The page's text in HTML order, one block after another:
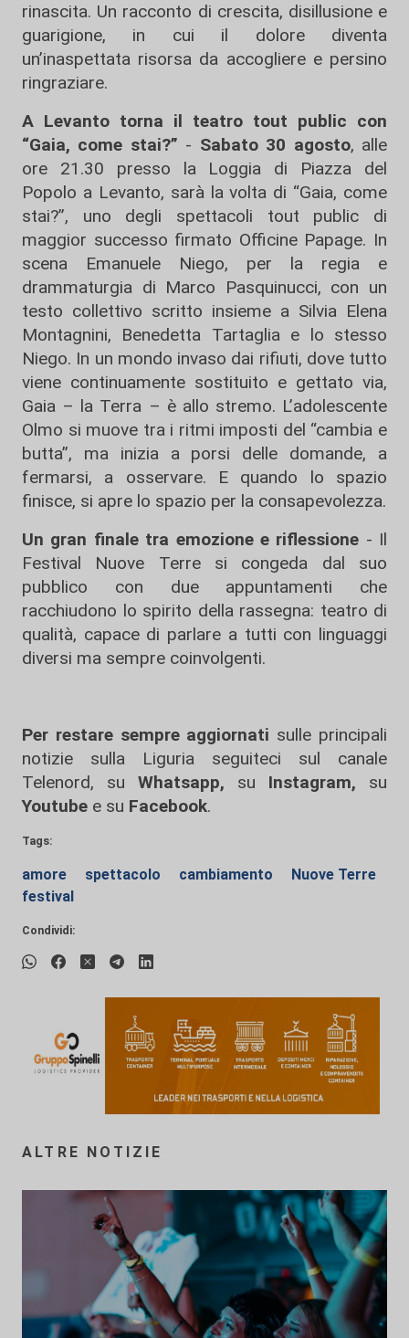
rinascita. Un racconto di crescita, disillusione e
guarigione, in cui il dolore diventa
un’inaspettata risorsa da accogliere e persino
ringraziare.
A Levanto torna il teatro tout public con
“Gaia, come stai?” - Sabato 30 agosto, alle
ore 21.30 presso la Loggia di Piazza del
Popolo a Levanto, sarà la volta di “Gaia, come
stai?”, uno degli spettacoli tout public di
maggior successo firmato Officine Papage. In
scena Emanuele Niego, per la regia e
drammaturgia di Marco Pasquinucci, con un
testo collettivo scritto insieme a Silvia Elena
Montagnini, Benedetta Tartaglia e lo stesso
Niego. In un mondo invaso dai rifiuti, dove tutto
viene continuamente sostituito e gettato via,
Gaia – la Terra – è allo stremo. L’adolescente
Olmo si muove tra i ritmi imposti del “cambia e
butta”, ma inizia a porsi delle domande, a
fermarsi, a osservare. E quando lo spazio
finisce, si apre lo spazio per la consapevolezza.
Un gran finale tra emozione e riflessione - Il
Festival Nuove Terre si congeda dal suo
pubblico con due appuntamenti che
racchiudono lo spirito della rassegna: teatro di
qualità, capace di parlare a tutti con linguaggi
diversi ma sempre coinvolgenti.
Per restare sempre aggiornati sulle principali
notizie sulla Liguria seguiteci sul canale
Telenord, su
Whatsapp, su Instagram, su
Youtube e su Facebook.
Tags:
amore spettacolo cambiamento
Nuove Terre
festival
Condividi:
ALTRE NOTIZIE